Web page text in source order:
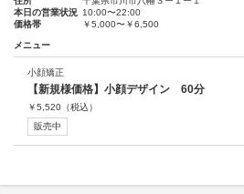
本日の営業状況 10:00〜22:00
価格帯
￥5,000〜￥6,500
メニュー
小顔矯正
【新規様価格】小顔デザイン 60分
￥5,520 （税込）
販売中